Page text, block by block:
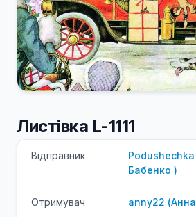
Листівка L-1111
Відправник Podushechka
Бабенко )
Отримувач anny22 (Анна